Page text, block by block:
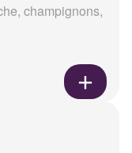
champignons,